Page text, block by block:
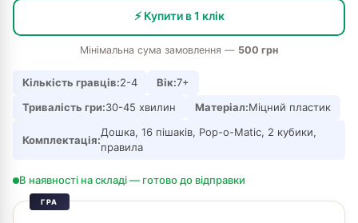
⚡ Купити в 1 клік
Мінімальна сума замовлення — 500 грн
Кількість гравців:2-4 Вік:7+
Тривалість гри:30-45 хвилин Матеріал:Міцний пластик
Комплектація:
Дошка, 16 пішаків, Pop-o-Matic, 2 кубики,
правила
В наявності на складі — готово до відправки
ГРА